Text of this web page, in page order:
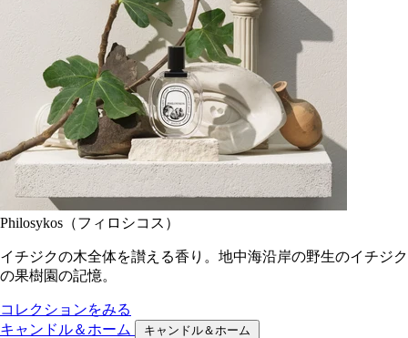
Philosykos（フィロシコス）
イチジクの木全体を讃える香り。地中海沿岸の野生のイチジク
の果樹園の記憶。
コレクションをみる
キャンドル＆ホーム
キャンドル＆ホーム